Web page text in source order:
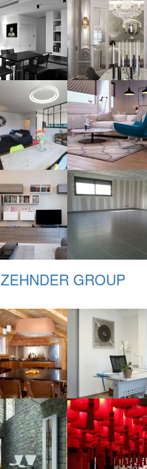
ZEHNDER GROUP